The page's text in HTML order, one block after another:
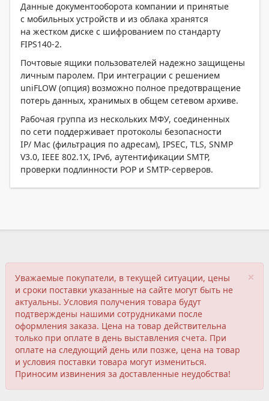
Данные документооборота компании и принятые
с мобильных устройств и из облака хранятся
на жестком диске с шифрованием по стандарту
FIPS140-2.
Почтовые ящики пользователей надежно защищены
личным паролем. При интеграции с решением
uniFLOW (опция) возможно полное предотвращение
потерь данных, хранимых в общем сетевом архиве.
Рабочая группа из нескольких МФУ, соединенных
по сети поддерживает протоколы безопасности
IP/ Mac (фильтрация по адресам), IPSEC, TLS, SNMP
V3.0, IEEE 802.1X, IPv6, аутентификации SMTP,
проверки подлинности POP и SMTP-серверов.
×
Уважаемые покупатели, в текущей ситуации, цены
и сроки поставки указанные на сайте могут быть не
актуальны. Условия получения товара будут
подтверждены нашими сотрудниками после
оформления заказа. Цена на товар действительна
только при оплате в день выставления счета. При
оплате на следующий день или позже, цена на товар
и условия поставки товара могут измениться.
Приносим извинения за доставленные неудобства!